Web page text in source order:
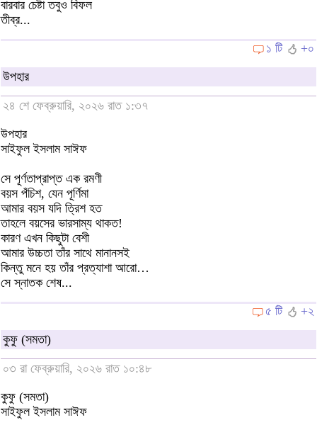
বারবার চেষ্টা তবুও বিফল
তীব্র...
১ টি
+০
উপহার
২৪ শে ফেব্রুয়ারি, ২০২৬ রাত ১:৩৭
উপহার
সাইফুল ইসলাম সাঈফ
সে পূর্ণতাপ্রাপ্ত এক রমণী
বয়স পঁচিশ, যেন পূর্ণিমা
আমার বয়স যদি ত্রিশ হত
তাহলে বয়সের ভারসাম্য থাকত!
কারণ এখন কিছুটা বেশী
আমার উচ্চতা তাঁর সাথে মানানসই
কিন্তু মনে হয় তাঁর প্রত্যাশা আরো…
সে স্নাতক শেষ...
৫ টি
+২
কুফু (সমতা)
০৩ রা ফেব্রুয়ারি, ২০২৬ রাত ১০:৪৮
কুফু (সমতা)
সাইফুল ইসলাম সাঈফ